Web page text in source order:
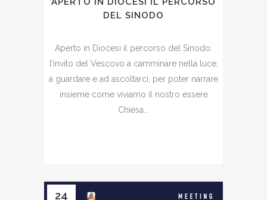
DEL SINODO
Aperto in Diocesi il percorso del Sinodo:
l’invito del Vescovo a camminare nella luce,
a guardare e ad ascoltarci, per poter narrare
insieme come viviamo il nostro essere
Chiesa...
24